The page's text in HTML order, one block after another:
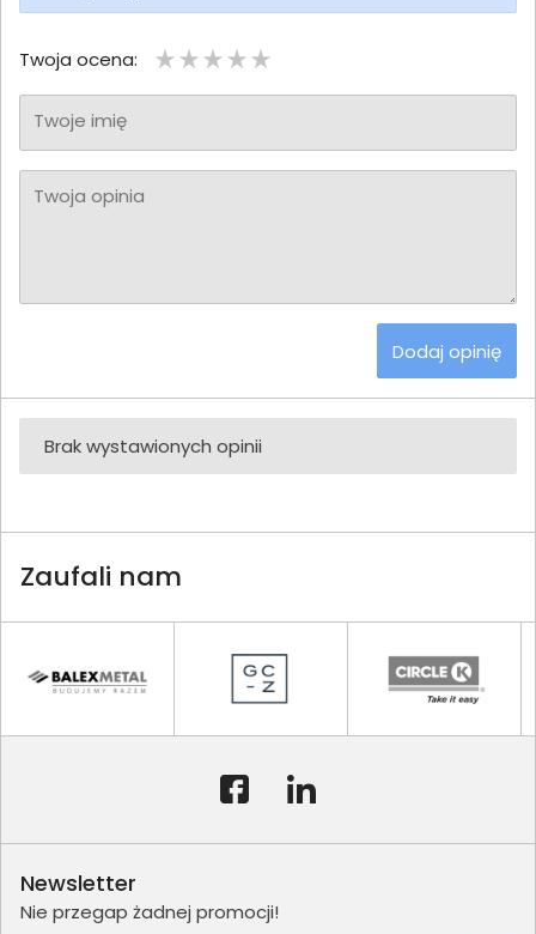
Twoja ocena:
Twoje imię
Twoja opinia
Dodaj opinię
Brak wystawionych opinii
Zaufali nam
Newsletter
Nie przegap żadnej promocji!